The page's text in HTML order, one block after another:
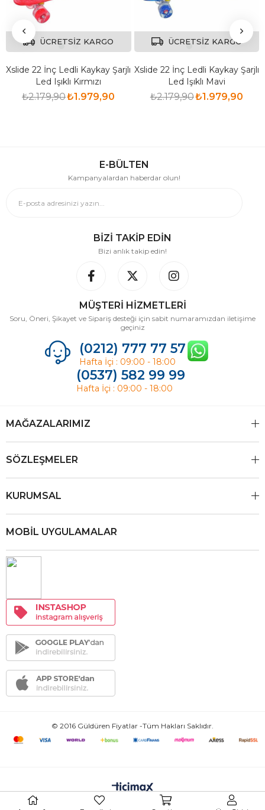
Xslide 22 İnç Ledli Kaykay Şarjlı
Led Işıklı Kırmızı
₺1.979,90
₺2.179,90
ÜCRETSIZ KARGO
Xslide 22 İnç Ledli Kaykay Şarjlı
Led Işıklı Mavi
₺1.979,90
₺2.179,90
ÜCRETSIZ KARGO
E-BÜLTEN
Kampanyalardan haberdar olun!
BİZİ TAKİP EDİN
Bizi anlık takip edin!
MÜŞTERİ HİZMETLERİ
Soru, Öneri, Şikayet ve Sipariş desteği için sabit numaramızdan iletişime
geçiniz
(0212) 777 77 57
Hafta İçi : 09:00 - 18:00
(0537) 582 99 99
Hafta İçi : 09:00 - 18:00
MAĞAZALARIMIZ
SÖZLEŞMELER
KURUMSAL
MOBİL UYGULAMALAR
© 2016 Güldüren Fiyatlar -Tüm Hakları Saklıdır.